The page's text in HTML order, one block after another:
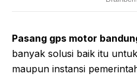
Pasang gps motor
banyak solusi baik itu
maupun instansi